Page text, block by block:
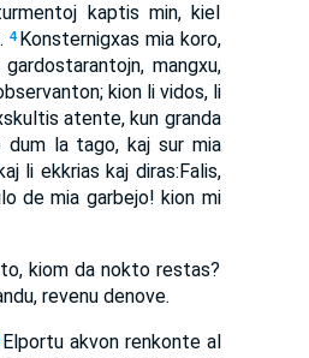
kaptis min, kiel
4 Konsternigxas mia koro,
mangxu,
kion li vidos, li
atente, kun granda
dum la tago, kaj sur mia
li ekkrias kaj diras:Falis,
de mia garbejo! kion mi
kiom da nokto restas?
revenu denove.
Elportu akvon renkonte al